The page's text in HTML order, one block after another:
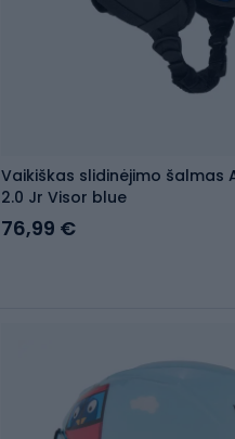
Vaikiškas slidinėjimo šalmas
2.0 Jr Visor blue
76,99 €